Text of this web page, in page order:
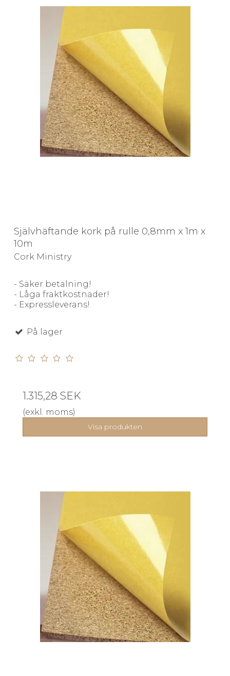
Självhäftande kork på rulle 0,8mm x 1m x
10m
Cork Ministry
- Säker betalning!
- Låga fraktkostnader!
- Expressleverans!
På lager
1.315,28 SEK
(exkl. moms)
Visa produkten